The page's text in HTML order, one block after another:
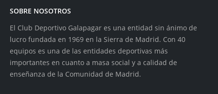
SOBRE NOSOTROS
El Club Deportivo Galapagar es una entidad sin ánimo de
lucro fundada en 1969 en la Sierra de Madrid. Con 40
equipos es una de las entidades deportivas más
importantes en cuanto a masa social y a calidad de
enseñanza de la Comunidad de Madrid.